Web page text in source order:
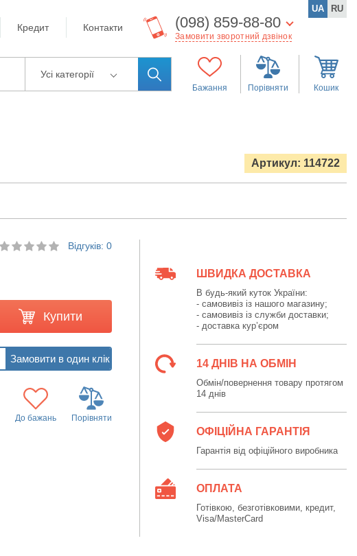
Кредит Контакти (098) 859-88-80
Замовити зворотний дзвінок
UA RU
Усі категорії
Бажання Порівняти Кошик
Артикул: 114722
Відгуків: 0
Купити
До бажань Порівняти
ШВИДКА ДОСТАВКА
В будь-який куток України:
- самовивіз із нашого магазину;
- самовивіз із служби доставки;
- доставка кур’єром
14 ДНІВ НА ОБМІН
Обмін/повернення товару протягом
14 днів
ОФІЦІЙНА ГАРАНТІЯ
Гарантія від офіційного виробника
ОПЛАТА
Готівкою, безготівковими, кредит,
Visa/MasterCard